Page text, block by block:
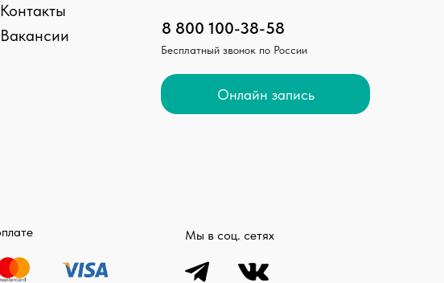
Онлайн запись
8 800 100-38-58
Бесплатный звонок по России
Контакты
Вакансии
Мы в соц. сетях